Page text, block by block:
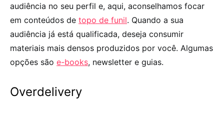
audiência no seu perfil e, aqui, aconselhamos focar
em conteúdos de topo de funil. Quando a sua
audiência já está qualificada, deseja consumir
materiais mais densos produzidos por você. Algumas
opções são e-books, newsletter e guias.
Overdelivery